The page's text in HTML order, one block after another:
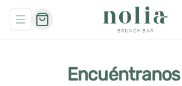
Abrir menu de navegación